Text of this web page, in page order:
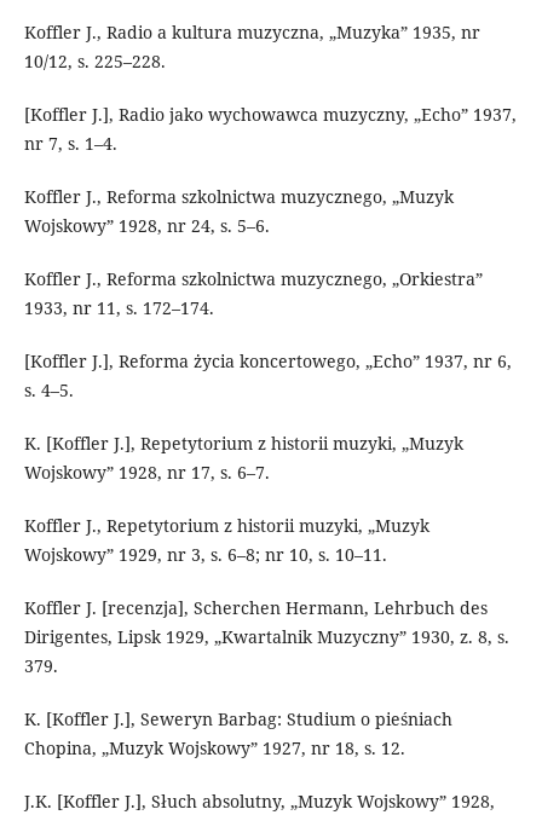
Koffler J., Radio a kultura muzyczna, „Muzyka” 1935, nr
10/12, s. 225–228.
[Koffler J.], Radio jako wychowawca muzyczny, „Echo” 1937,
nr 7, s. 1–4.
Koffler J., Reforma szkolnictwa muzycznego, „Muzyk
Wojskowy” 1928, nr 24, s. 5–6.
Koffler J., Reforma szkolnictwa muzycznego, „Orkiestra”
1933, nr 11, s. 172–174.
[Koffler J.], Reforma życia koncertowego, „Echo” 1937, nr 6,
s. 4–5.
K. [Koffler J.], Repetytorium z historii muzyki, „Muzyk
Wojskowy” 1928, nr 17, s. 6–7.
Koffler J., Repetytorium z historii muzyki, „Muzyk
Wojskowy” 1929, nr 3, s. 6–8; nr 10, s. 10–11.
Koffler J. [recenzja], Scherchen Hermann, Lehrbuch des
Dirigentes, Lipsk 1929, „Kwartalnik Muzyczny” 1930, z. 8, s.
379.
K. [Koffler J.], Seweryn Barbag: Studium o pieśniach
Chopina, „Muzyk Wojskowy” 1927, nr 18, s. 12.
J.K. [Koffler J.], Słuch absolutny, „Muzyk Wojskowy” 1928,